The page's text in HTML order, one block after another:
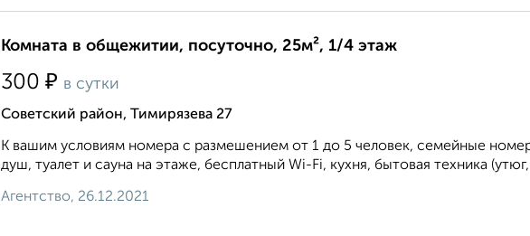
Комната в общежитии, посуточно, 25м², 1/4 этаж
300 ₽ в сутки
Советский район, Тимирязева 27
К вашим условиям номера с размешением от 1 до 5 человек, семейные
душ, туалет и сауна на этаже, бесплатный Wi-Fi, кухня, бытовая техника
Агентство, 26.12.2021